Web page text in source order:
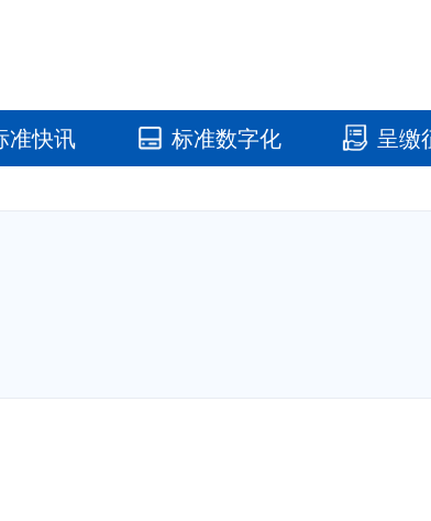
准快讯 标准数字化 呈缴